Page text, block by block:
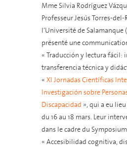
Mme Silvia Rodríguez
Professeur Jesús Torres-del-
l’Université de Salamanque
présenté une
« Traducción y lectura fácil:
transferencia técnica y
« XI Jornadas Científicas
Investigación sobre
Discapacidad », qui a eu
du 16 au 18 mars. Leur
dans le cadre du Symposium
« Accesibilidad cognitiva,